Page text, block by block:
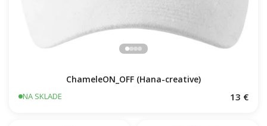
ChameleON_OFF (Hana-creative)
NA SKLADE 13 €